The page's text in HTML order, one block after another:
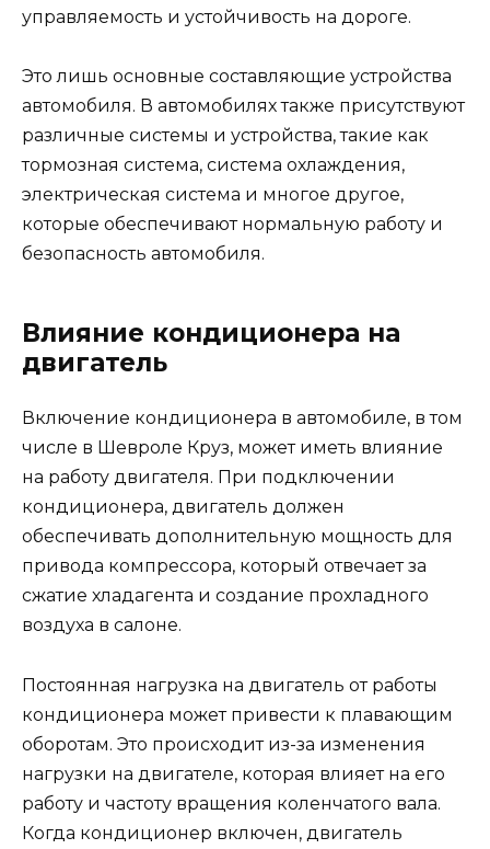
управляемость и устойчивость на дороге.
Это лишь основные составляющие устройства
автомобиля. В автомобилях также присутствуют
различные системы и устройства, такие как
тормозная система, система охлаждения,
электрическая система и многое другое,
которые обеспечивают нормальную работу и
безопасность автомобиля.
Влияние кондиционера на
двигатель
Включение кондиционера в автомобиле, в том
числе в Шевроле Круз, может иметь влияние
на работу двигателя. При подключении
кондиционера, двигатель должен
обеспечивать дополнительную мощность для
привода компрессора, который отвечает за
сжатие хладагента и создание прохладного
воздуха в салоне.
Постоянная нагрузка на двигатель от работы
кондиционера может привести к плавающим
оборотам. Это происходит из-за изменения
нагрузки на двигателе, которая влияет на его
работу и частоту вращения коленчатого вала.
Когда кондиционер включен, двигатель